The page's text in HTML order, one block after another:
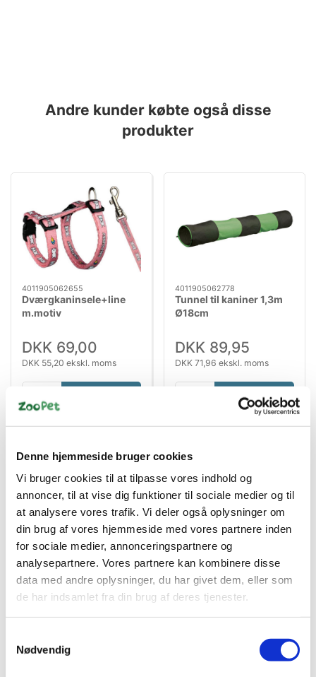
Denne hjemmeside bruger cookies
Vi bruger cookies til at tilpasse vores indhold og
annoncer, til at vise dig funktioner til sociale medier og til
at analysere vores trafik. Vi deler også oplysninger om
din brug af vores hjemmeside med vores partnere inden
for sociale medier, annonceringspartnere og
analysepartnere. Vores partnere kan kombinere disse
data med andre oplysninger, du har givet dem, eller som
de har indsamlet fra din brug af deres tjenester.
Nødvendig
Andre kunder købte også disse
produkter
4011905062655
Dværgkaninsele+line
m.motiv
DKK 69,00
DKK 55,20 ekskl. moms
4011905062778
Tunnel til kaniner 1,3m
Ø18cm
DKK 89,95
DKK 71,96 ekskl. moms
Bestsælgende varer i Hundesenge &
Madrasser